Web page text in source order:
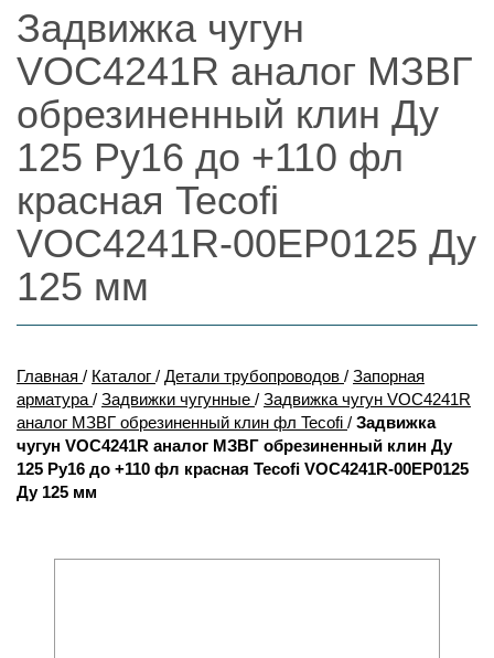
Задвижка чугун
VOC4241R аналог МЗВГ
обрезиненный клин Ду
125 Ру16 до +110 фл
красная Tecofi
VOC4241R-00EP0125 Ду
125 мм
Главная / Каталог / Детали трубопроводов / Запорная
арматура / Задвижки чугунные / Задвижка чугун VOC4241R
аналог МЗВГ обрезиненный клин фл Tecofi / Задвижка
чугун VOC4241R аналог МЗВГ обрезиненный клин Ду
125 Ру16 до +110 фл красная Tecofi VOC4241R-00EP0125
Ду 125 мм